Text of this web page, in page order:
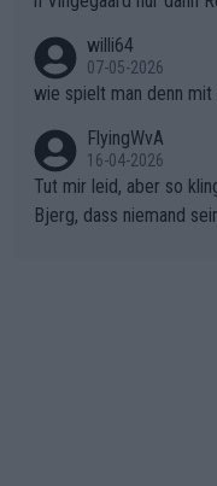
willi64
07-05-2026
wie spielt man denn
FlyingWvA
16-04-2026
Tut mir leid, aber so
Bjerg, dass niemand